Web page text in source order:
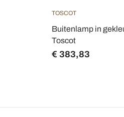
TOSCOT
Buitenlamp in
Toscot
€ 383,83